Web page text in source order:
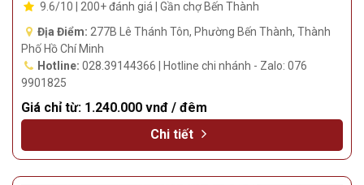
9.6/10 | 200+ đánh giá | Gần chợ Bến Thành
Địa Điểm: 277B Lê Thánh Tôn, Phường Bến Thành, Thành
Phố Hồ Chí Minh
Hotline: 028.39144366 | Hotline chi nhánh - Zalo: 076
9901825
Giá chỉ từ: 1.240.000 vnđ / đêm
Chi tiết